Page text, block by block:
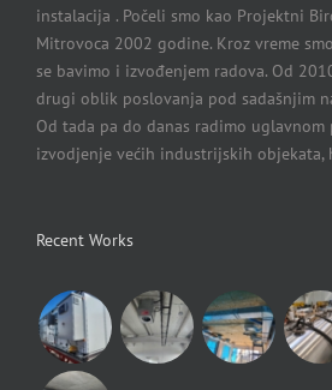
instalacija . Počeli smo kao Projektni
Mitrovoca 2002 godine. Kroz vreme
se bavimo i izvođenjem radova. Od
drugi oblik poslovanja pod sadašnjim
Od tada pa do danas radimo
izvodjenje većih industrijskih objekata,
Recent Works